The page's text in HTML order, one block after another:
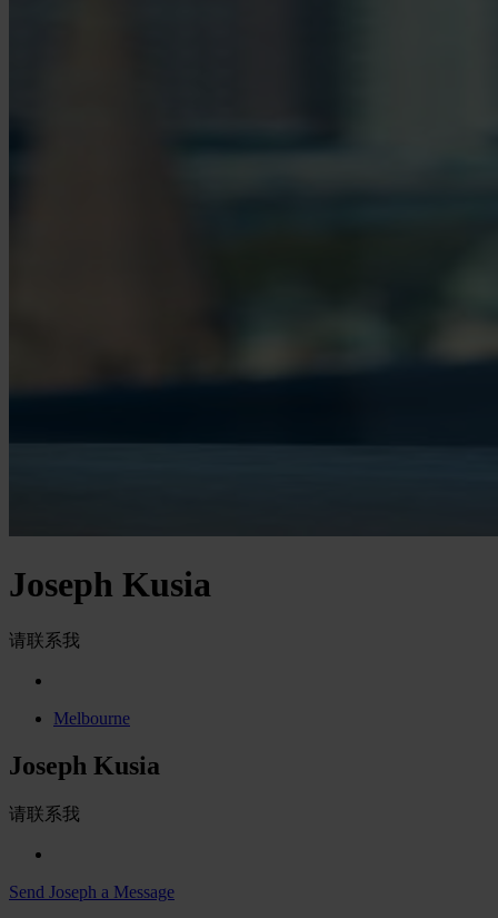
Joseph Kusia
请联系我
Melbourne
Joseph Kusia
请联系我
Send Joseph a Message